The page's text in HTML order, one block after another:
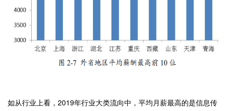
如从行业上看，2019年行业大类流向中，平均月薪最高的是信息传